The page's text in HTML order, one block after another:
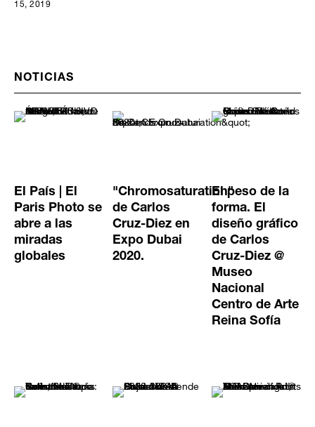
15, 2019
NOTICIAS
El País | El
Paris Photo se
abre a las
miradas
globales
"Chromosaturation"
de Carlos
Cruz-Diez en
Expo Dubai
2020.
El peso de la
forma. El
diseño gráfico
de Carlos
Cruz-Diez @
Museo
Nacional
Centro de Arte
Reina Sofía